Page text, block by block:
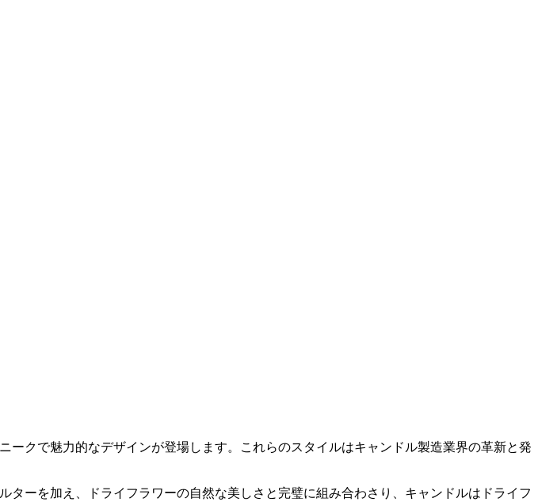
クで魅力的なデザインが登場します。これらのスタイルはキャンドル製造業界の革新と発
ーを加え、ドライフラワーの自然な美しさと完璧に組み合わさり、キャンドルはドライフ